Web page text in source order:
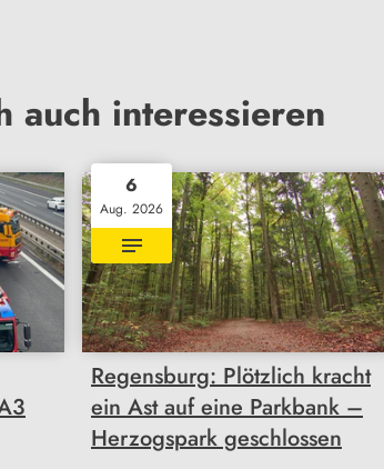
auch interessieren
6
Aug. 2026
Regensburg: Plötzlich kracht
ein Ast auf eine Parkbank –
Herzogspark geschlossen